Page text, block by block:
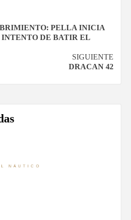
PELLA INICIA
INTENTO DE BATIR EL
SIGUIENTE
DRACAN 42